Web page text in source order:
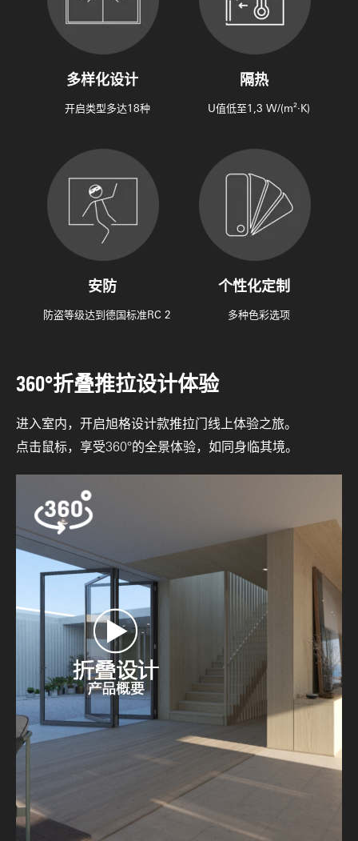
多样化设计
开启类型多达18种
隔热
U值低至1,3 W/(m²·K)
安防
防盗等级达到德国标准RC 2
个性化定制
多种色彩选项
360°折叠推拉设计体验
进入室内，开启旭格设计款推拉门线上体验之旅。
点击鼠标，享受360°的全景体验，如同身临其境。